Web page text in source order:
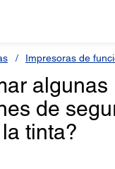
Impresoras de
algunas
de
tinta?